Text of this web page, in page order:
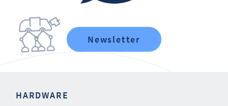
Newsletter
HARDWARE